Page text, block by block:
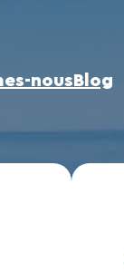
nousBlog